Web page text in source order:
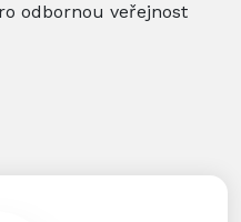
odbornou veřejnost